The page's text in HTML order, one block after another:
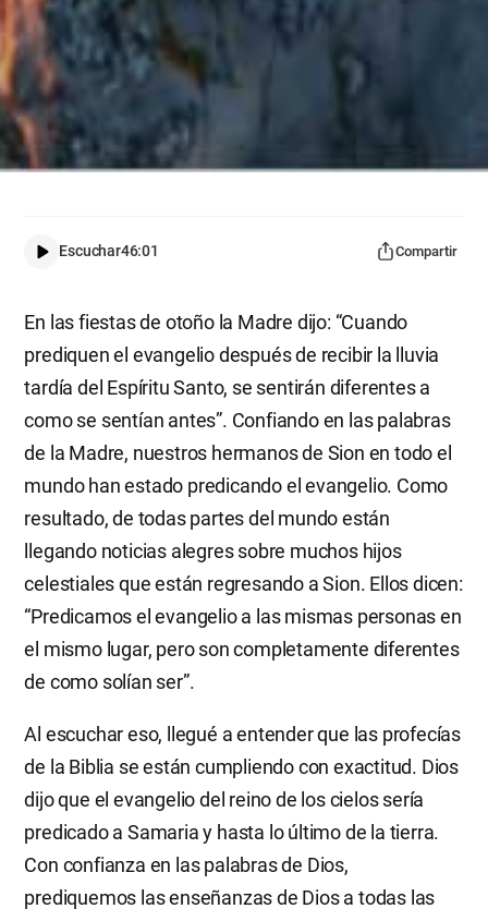
Escuchar46:01 Compartir
En las fiestas de otoño la Madre dijo: “Cuando
prediquen el evangelio después de recibir la lluvia
tardía del Espíritu Santo, se sentirán diferentes a
como se sentían antes”. Confiando en las palabras
de la Madre, nuestros hermanos de Sion en todo el
mundo han estado predicando el evangelio. Como
resultado, de todas partes del mundo están
llegando noticias alegres sobre muchos hijos
celestiales que están regresando a Sion. Ellos dicen:
“Predicamos el evangelio a las mismas personas en
el mismo lugar, pero son completamente diferentes
de como solían ser”.
Al escuchar eso, llegué a entender que las profecías
de la Biblia se están cumpliendo con exactitud. Dios
dijo que el evangelio del reino de los cielos sería
predicado a Samaria y hasta lo último de la tierra.
Con confianza en las palabras de Dios,
prediquemos las enseñanzas de Dios a todas las